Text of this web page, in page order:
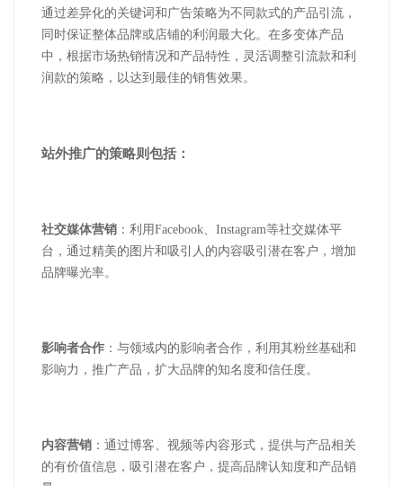
通过差异化的关键词和广告策略为不同款式的产品引流，
同时保证整体品牌或店铺的利润最大化。在多变体产品
中，根据市场热销情况和产品特性，灵活调整引流款和利
润款的策略，以达到最佳的销售效果。
站外推广的策略则包括：
社交媒体营销 ：利用Facebook、 Instagram等社交媒体平
台，通过精美的图片和吸引人的内容吸引潜在客户，增加
品牌曝光率。
影响者合作 ：与领域内的影响者合作，利用其粉丝基础和
影响力，推广产品，扩大品牌的知名度和信任度。
内容营销 ：通过博客、视频等内容形式，提供与产品相关
的有价值信息，吸引潜在客户，提高品牌认知度和产品销